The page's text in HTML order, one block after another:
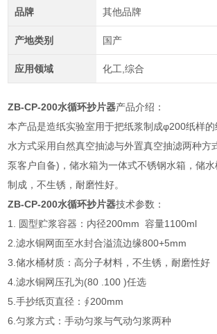
品牌 其他品牌
产地类别 国产
应用领域 化工,综合
ZB-CP-200水循环抄片器产品介绍：
本产品是造纸实验室用于把纸浆制成φ200纸样
水方式采用自然真空抽滤与外置真空抽滤两种
泵客户自备)，储水箱为一体式不锈钢水箱，储
制成，不生锈，耐磨性好。
ZB-CP-200水循环抄片器技术参数：
1. 圆型贮浆容器：内径200mm 容量1100ml
2.滤水铜网面至水封合溢流边缘800+5mm
3.储水桶材质：高分子材料，不生锈，耐磨性好
4.滤水铜网压孔为(80 .100 )任选
5.手抄纸页直径：∮200mm
6.匀浆方式：手动匀浆与气动匀浆两种